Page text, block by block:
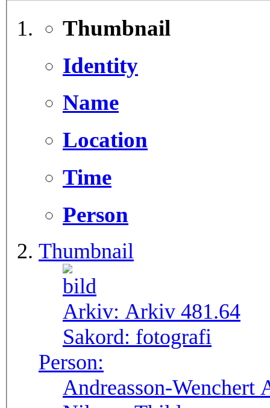
Thumbnail
Identity
Name
Location
Time
Person
Thumbnail
Arkiv: Arkiv 481.64
Sakord: fotografi
Person:
Andreasson-Wenchert